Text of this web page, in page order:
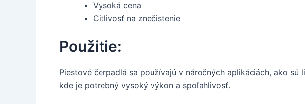
Vysoká cena
Citlivosť na znečistenie
Použitie:
Piestové čerpadlá sa používajú v náročných aplikáciách, ako
kde je potrebný vysoký výkon a spoľahlivosť.